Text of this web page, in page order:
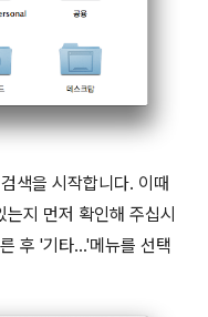
색을 시작합니다. 이때
지 먼저 확인해 주십시
후 '기타...'메뉴를 선택